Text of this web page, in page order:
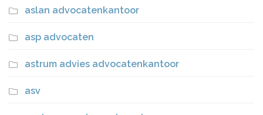
aslan advocatenkantoor
asp advocaten
astrum advies advocatenkantoor
asv